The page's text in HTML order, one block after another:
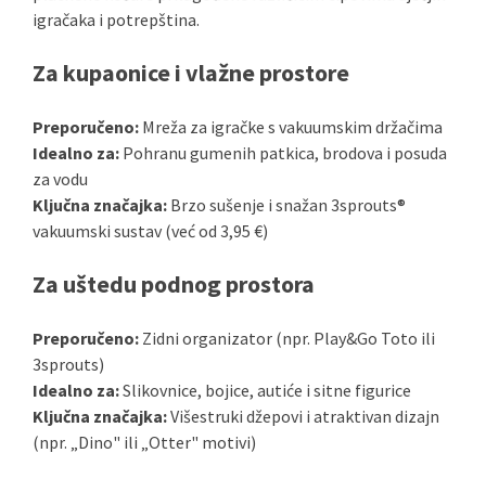
igračaka i potrepština.
Za kupaonice i vlažne prostore
Preporučeno: Mreža za igračke s vakuumskim držačima
Idealno za: Pohranu gumenih patkica, brodova i posuda
za vodu
Ključna značajka: Brzo sušenje i snažan 3sprouts®
vakuumski sustav (već od 3,95 €)
Za uštedu podnog prostora
Preporučeno: Zidni organizator (npr. Play&Go Toto ili
3sprouts)
Idealno za:Slikovnice, bojice, autiće i sitne figurice
Ključna značajka:Višestruki džepovi i atraktivan dizajn
(npr. „Dino" ili „Otter" motivi)